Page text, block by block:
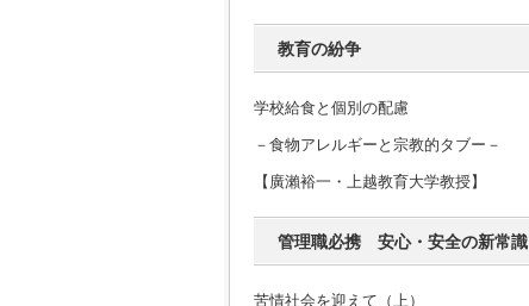
教育の紛争
学校給食と個別の配慮
－食物アレルギーと宗教的タブー－
【廣瀨裕一・上越教育大学教授】
管理職必携 安心・安全の新常識
苦情社会を迎えて（上）